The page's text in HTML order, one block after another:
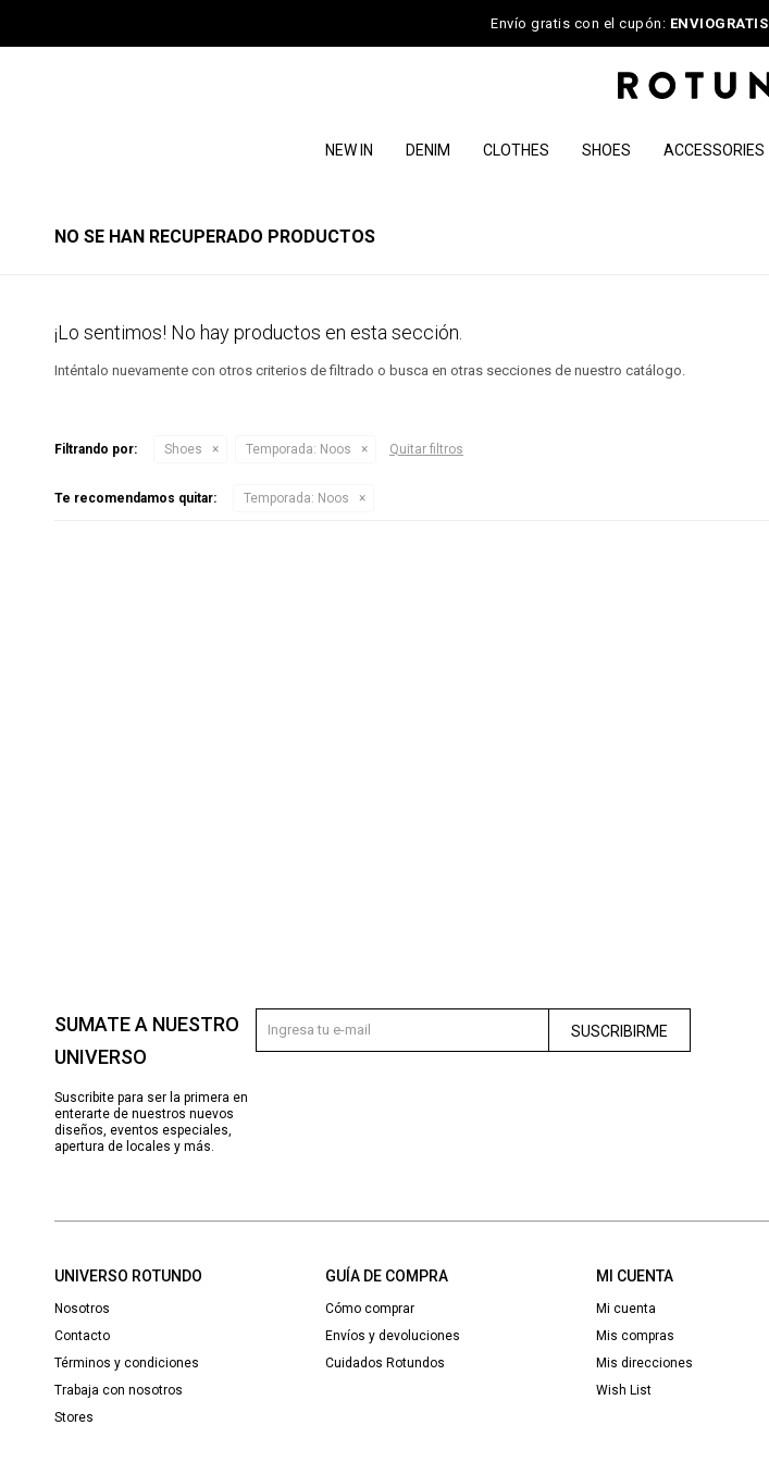
Envío gratis con el cupón: ENVIOGRATIS
NEW IN DENIM CLOTHES SHOES ACCESSORIES
NO SE HAN RECUPERADO PRODUCTOS
¡Lo sentimos! No hay productos en esta sección.
Inténtalo nuevamente con otros criterios de filtrado o busca en otras secciones de nuestro catálogo.
Filtrando por: Shoes Temporada: Noos Quitar filtros
Te recomendamos quitar: Temporada: Noos
UNIVERSO ROTUNDO
Nosotros
Contacto
Términos y condiciones
Trabaja con nosotros
Stores
GUÍA DE COMPRA
Cómo comprar
Envíos y devoluciones
Cuidados Rotundos
MI CUENTA
Mi cuenta
Mis compras
Mis direcciones
Wish List
SUMATE A NUESTRO
UNIVERSO
Suscribite para ser la primera en
enterarte de nuestros nuevos
diseños, eventos especiales,
apertura de locales y más.
SUSCRIBIRME